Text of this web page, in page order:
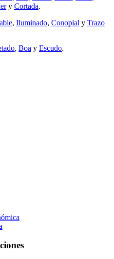
y Cortada.
, Iluminado, Conopial y Trazo
, Boa y Escudo.